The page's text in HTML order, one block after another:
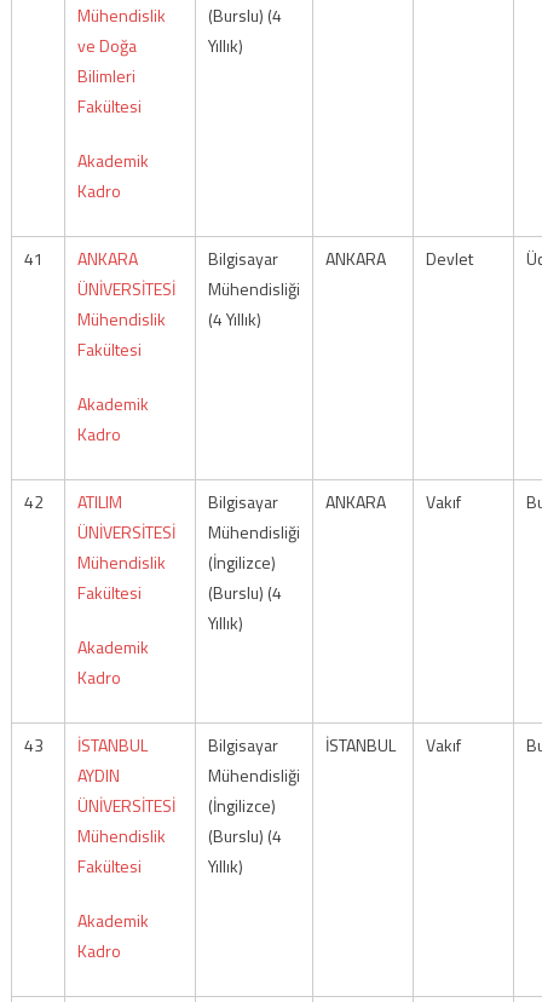
Mühendislik
ve Doğa
Bilimleri
Fakültesi
Akademik
Kadro
(Burslu) (4
Yıllık)
41
ANKARA
ÜNİVERSİTESİ
Mühendislik
Fakültesi
Akademik
Kadro
Bilgisayar
Mühendisliği
(4 Yıllık)
ANKARA Devlet
42
ATILIM
ÜNİVERSİTESİ
Mühendislik
Fakültesi
Akademik
Kadro
Bilgisayar
Mühendisliği
(İngilizce)
(Burslu) (4
Yıllık)
ANKARA Vakıf
43
İSTANBUL
AYDIN
ÜNİVERSİTESİ
Mühendislik
Fakültesi
Akademik
Kadro
Bilgisayar
Mühendisliği
(İngilizce)
(Burslu) (4
Yıllık)
İSTANBUL Vakıf